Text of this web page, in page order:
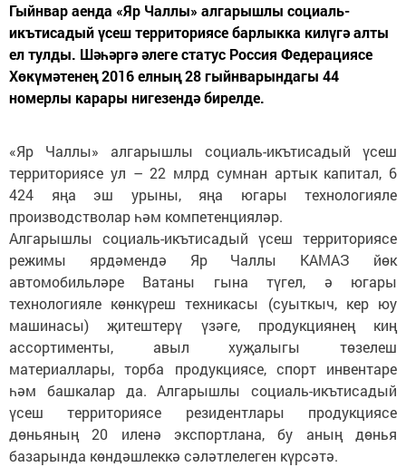
Гыйнвар аенда «Яр Чаллы» алгарышлы социаль-
икътисадый үсеш территориясе барлыкка килүгә алты
ел тулды. Шәһәргә әлеге статус Россия Федерациясе
Хөкүмәтенең 2016 елның 28 гыйнварындагы 44
номерлы карары нигезендә бирелде.
«Яр Чаллы» алгарышлы социаль-икътисадый үсеш
территориясе ул – 22 млрд сумнан артык капитал, 6
424 яңа эш урыны, яңа югары технологияле
производстволар һәм компетенцияләр.
Алгарышлы социаль-икътисадый үсеш территориясе
режимы ярдәмендә Яр Чаллы КАМАЗ йөк
автомобильләре Ватаны гына түгел, ә югары
технологияле көнкүреш техникасы (суыткыч, кер юу
машинасы) җитештерү үзәге, продукциянең киң
ассортименты, авыл хуҗалыгы төзелеш
материаллары, торба продукциясе, спорт инвентаре
һәм башкалар да. Алгарышлы социаль-икътисадый
үсеш территориясе резидентлары продукциясе
дөньяның 20 иленә экспортлана, бу аның дөнья
базарында көндәшлеккә сәләтлелеген күрсәтә.